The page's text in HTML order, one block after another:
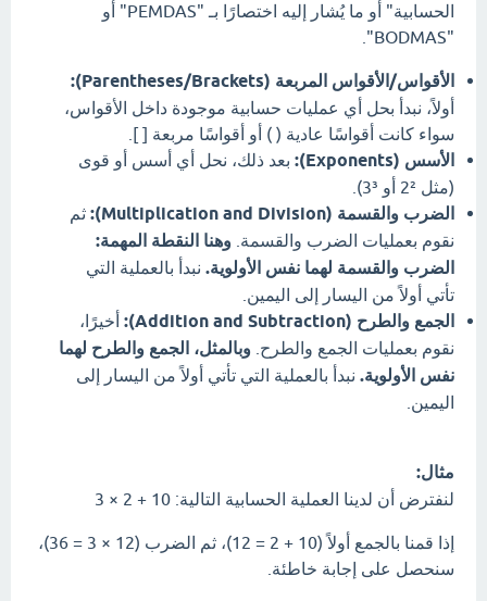
الحسابية" أو ما يُشار إليه اختصارًا بـ "PEMDAS" أو
"BODMAS".
الأقواس/الأقواس المربعة (Parentheses/Brackets):
أولاً، نبدأ بحل أي عمليات حسابية موجودة داخل الأقواس،
سواء كانت أقواسًا عادية ( ) أو أقواسًا مربعة [ ].
الأسس (Exponents):
بعد ذلك، نحل أي أسس أو قوى
(مثل 2² أو 3³).
الضرب والقسمة (Multiplication and Division):
ثم
نقوم بعمليات الضرب والقسمة. وهنا النقطة المهمة:
الضرب والقسمة لهما نفس الأولوية. نبدأ بالعملية التي
تأتي أولاً من اليسار إلى اليمين.
الجمع والطرح (Addition and Subtraction):
أخيرًا،
نقوم بعمليات الجمع والطرح. وبالمثل، الجمع والطرح لهما
نفس الأولوية. نبدأ بالعملية التي تأتي أولاً من اليسار إلى
اليمين.
مثال:
لنفترض أن لدينا العملية الحسابية التالية: 10 + 2 × 3
إذا قمنا بالجمع أولاً (10 + 2 = 12)، ثم الضرب (12 × 3 = 36)،
سنحصل على إجابة خاطئة.